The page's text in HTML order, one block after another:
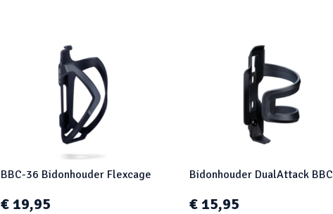
BBC-36 Bidonhouder Flexcage
€ 19,95
Bidonhouder DualAttack
€ 15,95